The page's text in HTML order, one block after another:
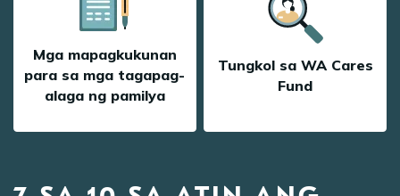
Mga mapagkukunan
para sa mga tagapag-
alaga ng pamilya
Tungkol sa WA Cares
Fund